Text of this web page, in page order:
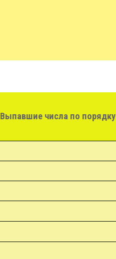
Выпавшие числа по порядку